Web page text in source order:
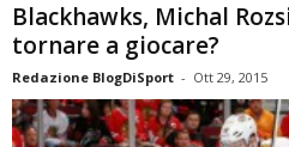
Blackhawks, Michal
tornare a giocare?
Redazione BlogDiSport - Ott 29, 2015